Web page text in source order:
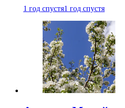
1 год спустя1 год спустя